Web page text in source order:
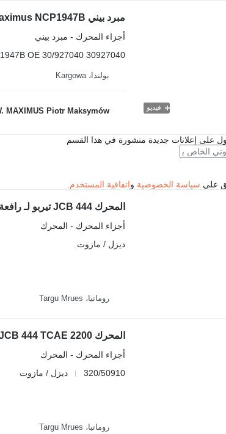
فيديو
أجزاء المحرك - مبرد بيني
OE 30/927040 30927040
بولندا، Kargowa
MAXIMUS Piotr Maksymów
على إعلانات جديدة منشورة في هذا القسم
على سياسة الخصوصية واتفاقية المستخدم
المحرك JCB 444 تيربو لـ رافعة تلسكوبية JCB 531-70 536-70 541-70 540-140
أجزاء المحرك - المحرك
ديزل / مازوت
رومانيا، Targu Mrues
أجزاء المحرك - المحرك
320/50910
ديزل / مازوت
رومانيا، Targu Mrues